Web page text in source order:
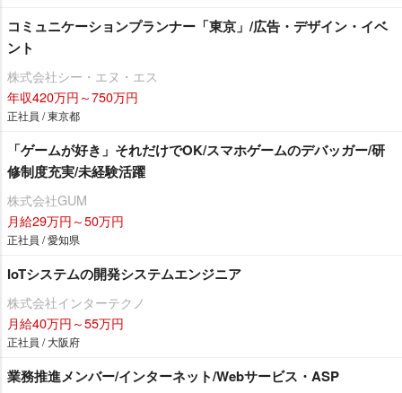
コミュニケーションプランナー「東京」/広告・デザイン・イベ
ント
株式会社シー・エヌ・エス
年収420万円～750万円
正社員 / 東京都
「ゲームが好き」それだけでOK/スマホゲームのデバッガー/研
修制度充実/未経験活躍
株式会社GUM
月給29万円～50万円
正社員 / 愛知県
IoTシステムの開発システムエンジニア
株式会社インターテクノ
月給40万円～55万円
正社員 / 大阪府
業務推進メンバー/インターネット/Webサービス・ASP